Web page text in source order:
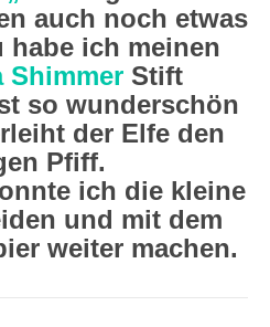
auch noch etwas
habe ich meinen
ShimmerStift
so wunderschön
der Elfe den
Pfiff.
ich die kleine
und mit dem
weiter machen.